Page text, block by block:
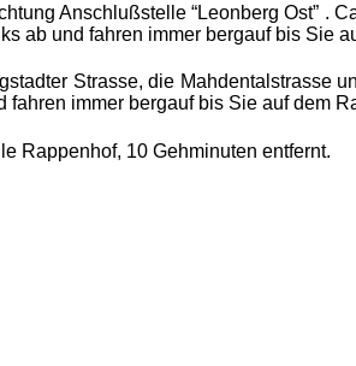
Anschlußstelle “Leonberg Ost” .
ab und fahren immer bergauf bis Sie
Strasse, die Mahdentalstrasse
immer bergauf bis Sie auf dem
Rappenhof, 10 Gehminuten entfernt.